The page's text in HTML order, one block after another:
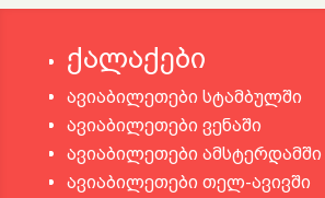
ქალაქები
ავიაბილეთები სტამბულში
ავიაბილეთები ვენაში
ავიაბილეთები ამსტერდამში
ავიაბილეთები თელ-ავივში